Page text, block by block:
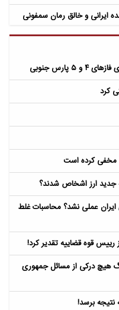
ایرانی و خالق رمان سمفونی
پارس جنوبی
کرد
مخفی کرده است
جدید ارز اشخاص شدند؟
عملی نشد؟ محاسبات غلط
رییس قوه قضاییه تقدیر کرد!
هیچ درکی از مسائل جمهوری
نتیجه برسد!